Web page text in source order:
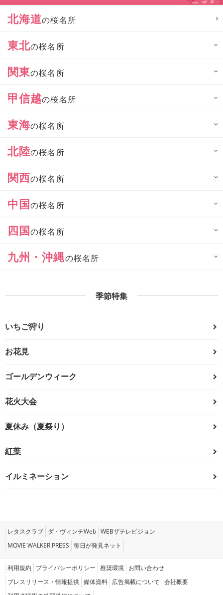
北海道の桜名所
東北の桜名所
関東の桜名所
甲信越の桜名所
東海の桜名所
北陸の桜名所
関西の桜名所
中国の桜名所
四国の桜名所
九州・沖縄の桜名所
季節特集
いちご狩り
お花見
ゴールデンウィーク
花火大会
夏休み（夏祭り）
紅葉
イルミネーション
レタスクラブ ダ・ヴィンチWeb WEBザテレビジョン
MOVIE WALKER PRESS 毎日が発見ネット
利用規約 プライバシーポリシー 推奨環境 お問い合わせ
プレスリリース・情報提供 媒体資料 広告掲載について 会社概要